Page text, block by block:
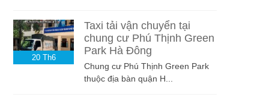
20 Th6
Taxi tải vận chuyển tại
chung cư Phú Thịnh Green
Park Hà Đông
Chung cư Phú Thịnh Green Park
thuộc địa bàn quận H...